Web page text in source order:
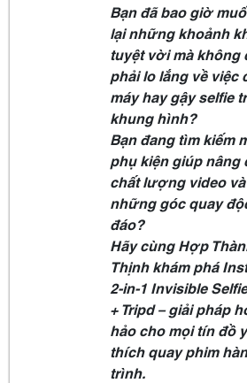
Bạn đã bao giờ
lại những khoảnh
tuyệt vời mà không
phải lo lắng về việc
máy hay gậy selfie
khung hình?
Bạn đang tìm kiếm
phụ kiện giúp nâng
chất lượng video
những góc quay
đáo?
Hãy cùng Hợp
Thịnh khám phá
2-in-1 Invisible
+ Tripd – giải pháp
hảo cho mọi tín đồ
thích quay phim
trình.